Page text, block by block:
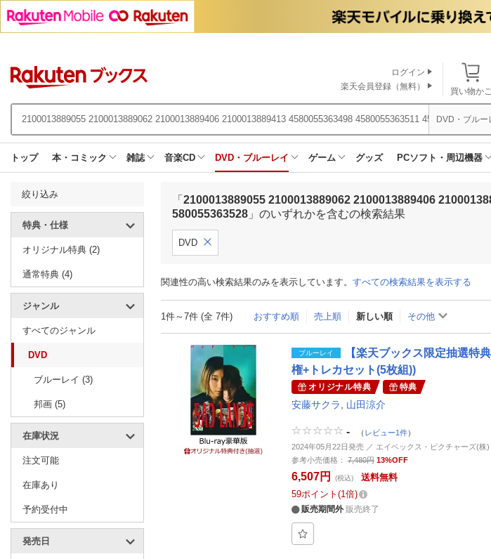
買い物か
ログイン
楽天会員登録（無料）
DVD・ブルー
トップ 本・コミック 雑誌 音楽CD DVD・ブルーレイ ゲーム グッズ PCソフト・周辺機器
絞り込み
特典・仕様
オリジナル特典 (2)
通常特典 (4)
ジャンル
すべてのジャンル
DVD
ブルーレイ (3)
邦画 (5)
在庫状況
注文可能
在庫あり
予約受付中
発売日
「 2100013889055 2100013889062 2100013889406
580055363528 」のいずれかを含むの検索結果
DVD
関連性の高い検索結果のみを表示しています。 すべての検索結果を表示する
1件～7件 (全 7件) おすすめ順 売上順 新しい順 その他
ブルーレイ
【楽天ブックス限定抽選
権+トレカセット(5枚組))
オリジナル特典 特典
安藤サクラ 山田涼介
- （ レビュー1件）
2024年05月22日発売 ／ エイベックス・ピクチャーズ(株)
参考小売価格：
7,480円 13%OFF
6,507円 (税込)
送料無料
59ポイント 1倍
販売期間外 販売終了